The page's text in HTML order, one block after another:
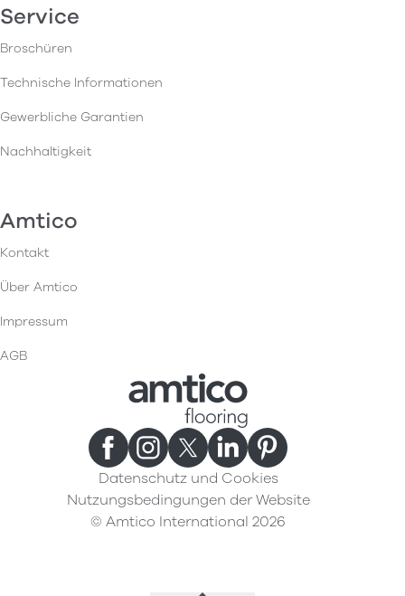
Service
Broschüren
Technische Informationen
Gewerbliche Garantien
Nachhaltigkeit
Amtico
Kontakt
Über Amtico
Impressum
AGB
Datenschutz und Cookies
Nutzungsbedingungen der Website
© Amtico International 2026